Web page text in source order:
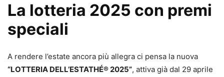
La lotteria 2025 con premi
speciali
A rendere l’estate ancora più allegra ci pensa la nuova
“LOTTERIA DELL’ESTATHÉ® 2025”, attiva già dal 29 aprile